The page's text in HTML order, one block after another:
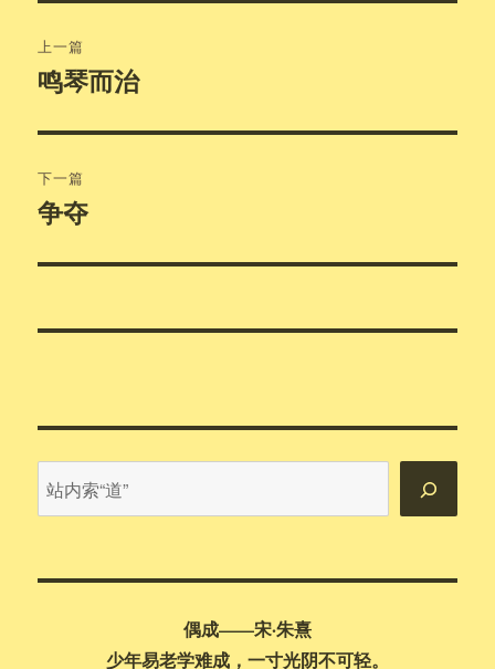
章
航
上一篇
上
文
章：
鸣琴而治
下一篇
下
文
争夺
内
偶成——宋·朱熹
少年易老学难成，一寸光阴不可轻。